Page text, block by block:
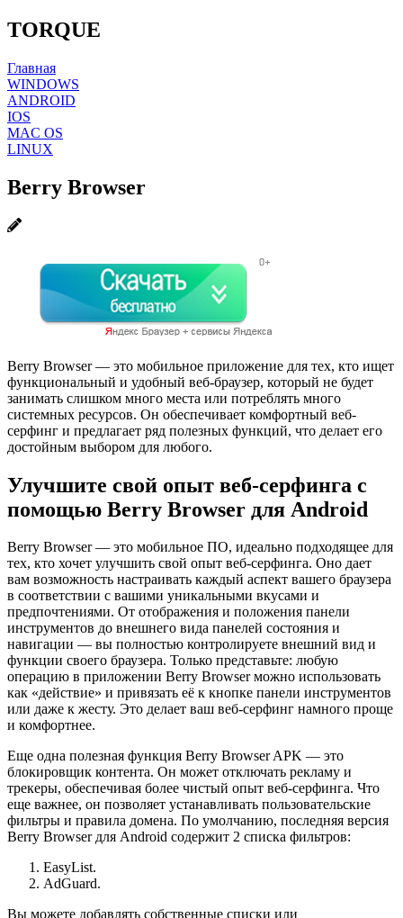
TORQUE
Главная
WINDOWS
ANDROID
IOS
MAC OS
LINUX
Berry Browser
Berry Browser — это мобильное приложение для тех, кто ищет
функциональный и удобный веб-браузер, который не будет
занимать слишком много места или потреблять много
системных ресурсов. Он обеспечивает комфортный веб-
серфинг и предлагает ряд полезных функций, что делает его
достойным выбором для любого.
Улучшите свой опыт веб-серфинга с
помощью Berry Browser для Android
Berry Browser — это мобильное ПО, идеально подходящее для
тех, кто хочет улучшить свой опыт веб-серфинга. Оно дает
вам возможность настраивать каждый аспект вашего браузера
в соответствии с вашими уникальными вкусами и
предпочтениями. От отображения и положения панели
инструментов до внешнего вида панелей состояния и
навигации — вы полностью контролируете внешний вид и
функции своего браузера. Только представьте: любую
операцию в приложении Berry Browser можно использовать
как «действие» и привязать её к кнопке панели инструментов
или даже к жесту. Это делает ваш веб-серфинг намного проще
и комфортнее.
Еще одна полезная функция Berry Browser APK — это
блокировщик контента. Он может отключать рекламу и
трекеры, обеспечивая более чистый опыт веб-серфинга. Что
еще важнее, он позволяет устанавливать пользовательские
фильтры и правила домена. По умолчанию, последняя версия
Berry Browser для Android содержит 2 списка фильтров:
EasyList.
AdGuard.
Вы можете добавлять собственные списки или